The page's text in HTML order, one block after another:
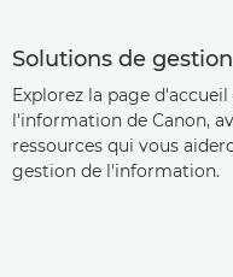
Solutions de
Explorez la page
l'information de Canon,
ressources qui vous
gestion de l'information.